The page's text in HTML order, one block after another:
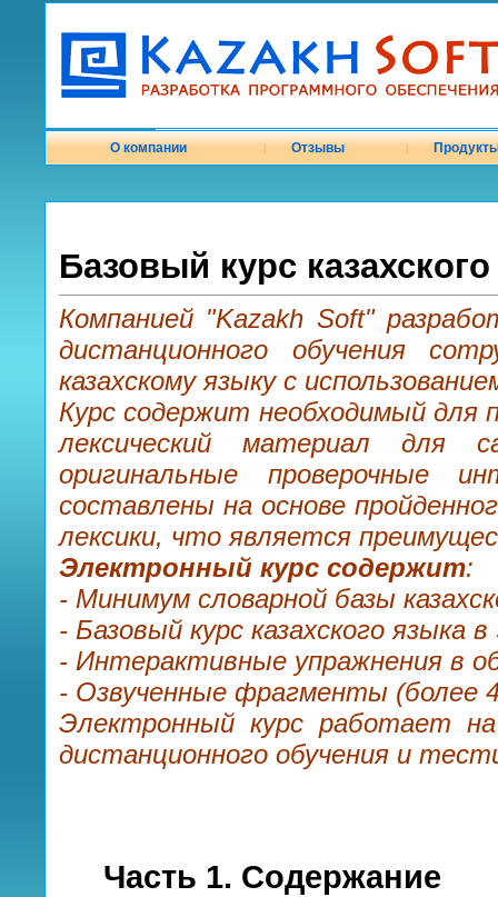
О компании Отзывы
Базовый курс
Компанией "Kazakh Soft"
дистанционного обучения
казахскому языку с
Курс содержит необходимый для
лексический материал для
оригинальные проверочные
составлены на основе
лексики, что является
Электронный курс содержит:
- Минимум словарной базы
- Базовый курс казахского языка
- Интерактивные упражнения в
- Озвученные фрагменты (более 4
Электронный курс работает
дистанционного обучения и
Часть 1. Содержание